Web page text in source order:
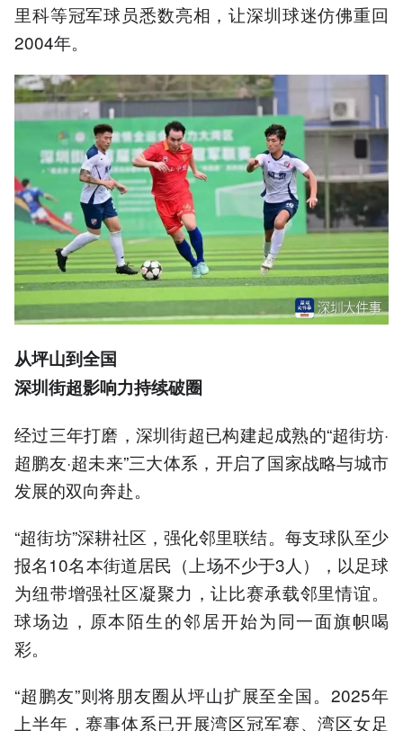
里科等冠军球员悉数亮相，让深圳球迷仿佛重回
2004年。
从坪山到全国
深圳街超影响力持续破圈
经过三年打磨，深圳街超已构建起成熟的“超街坊·
超鹏友·超未来”三大体系，开启了国家战略与城市
发展的双向奔赴。
“超街坊”深耕社区，强化邻里联结。每支球队至少
报名10名本街道居民（上场不少于3人），以足球
为纽带增强社区凝聚力，让比赛承载邻里情谊。
球场边，原本陌生的邻居开始为同一面旗帜喝
彩。
“超鹏友”则将朋友圈从坪山扩展至全国。2025年
上半年，赛事体系已开展湾区冠军赛、湾区女足